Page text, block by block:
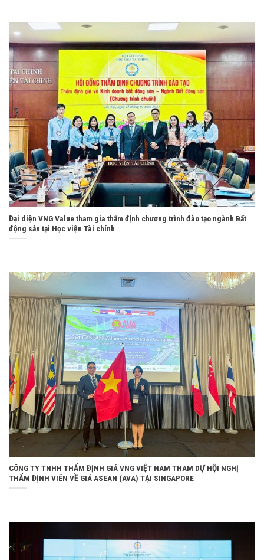
Đại diện VNG Value tham gia thẩm định chương trình đào tạo ngành Bất
động sản tại Học viện Tài chính
CÔNG TY TNHH THẨM ĐỊNH GIÁ VNG VIỆT NAM THAM DỰ HỘI NGHỊ
THẨM ĐỊNH VIÊN VỀ GIÁ ASEAN (AVA) TẠI SINGAPORE